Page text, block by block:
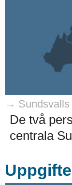
→ Sundsvalls
De två
centrala